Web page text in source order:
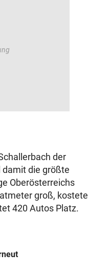
der
damit die größte
Oberösterreichs
groß, kostete
420 Autos Platz.